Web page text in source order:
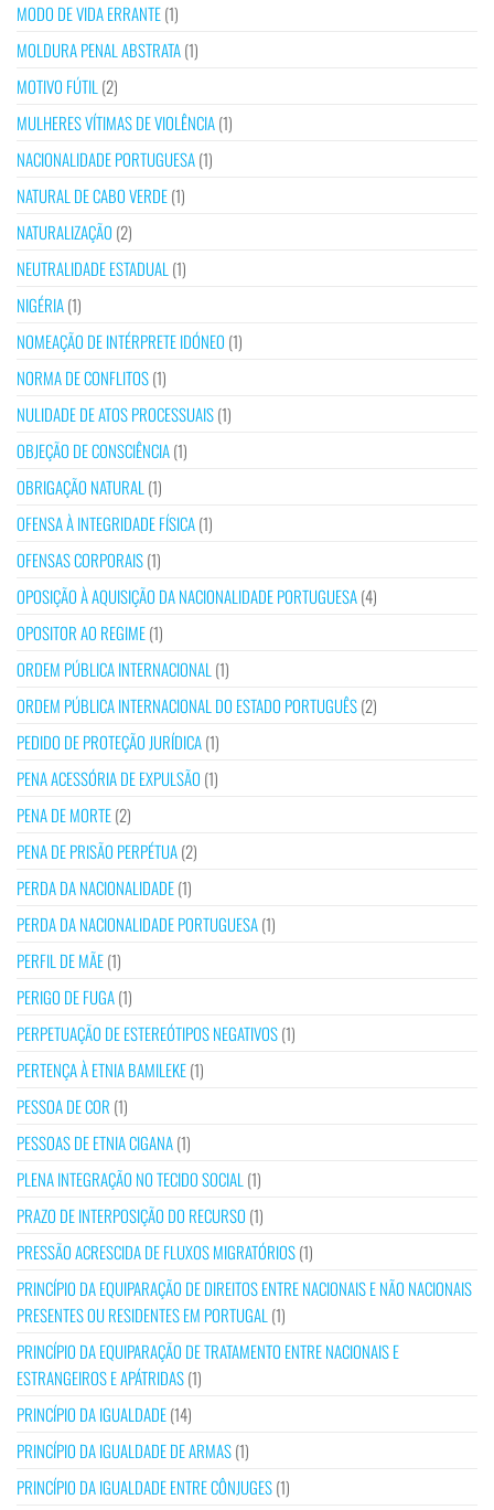
MODO DE VIDA ERRANTE(1)
MOLDURA PENAL ABSTRATA(1)
MOTIVO FÚTIL (2)
MULHERES VÍTIMAS DE VIOLÊNCIA(1)
NACIONALIDADE PORTUGUESA(1)
NATURAL DE CABO VERDE(1)
NATURALIZAÇÃO (2)
NEUTRALIDADE ESTADUAL (1)
NIGÉRIA(1)
NOMEAÇÃO DE INTÉRPRETE IDÓNEO (1)
NORMA DE CONFLITOS(1)
NULIDADE DE ATOS PROCESSUAIS(1)
OBJEÇÃO DE CONSCIÊNCIA(1)
OBRIGAÇÃO NATURAL (1)
OFENSA À INTEGRIDADE FÍSICA(1)
OFENSAS CORPORAIS(1)
OPOSIÇÃO À AQUISIÇÃO DA NACIONALIDADE PORTUGUESA(4)
OPOSITOR AO REGIME(1)
ORDEM PÚBLICA INTERNACIONAL (1)
ORDEM PÚBLICA INTERNACIONAL DO ESTADO PORTUGUÊS(2)
PEDIDO DE PROTEÇÃO JURÍDICA(1)
PENA ACESSÓRIA DE EXPULSÃO (1)
PENA DE MORTE(2)
PENA DE PRISÃO PERPÉTUA(2)
PERDA DA NACIONALIDADE(1)
PERDA DA NACIONALIDADE PORTUGUESA(1)
PERFIL DE MÃE(1)
PERIGO DE FUGA(1)
PERPETUAÇÃO DE ESTEREÓTIPOS NEGATIVOS(1)
PERTENÇA À ETNIA BAMILEKE(1)
PESSOA DE COR (1)
PESSOAS DE ETNIA CIGANA(1)
PLENA INTEGRAÇÃO NO TECIDO SOCIAL (1)
PRAZO DE INTERPOSIÇÃO DO RECURSO (1)
PRESSÃO ACRESCIDA DE FLUXOS MIGRATÓRIOS(1)
PRINCÍPIO DA EQUIPARAÇÃO DE DIREITOS ENTRE NACIONAIS E NÃO NACIONAIS
PRESENTES OU RESIDENTES EM PORTUGAL (1)
PRINCÍPIO DA EQUIPARAÇÃO DE TRATAMENTO ENTRE NACIONAIS E
ESTRANGEIROS E APÁTRIDAS(1)
PRINCÍPIO DA IGUALDADE(14)
PRINCÍPIO DA IGUALDADE DE ARMAS(1)
PRINCÍPIO DA IGUALDADE ENTRE CÔNJUGES(1)